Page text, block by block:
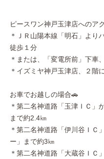
ピースワン神戸玉津店へのア
＊ＪＲ山陽本線「明石」より
徒歩１分
＊または、「変電所前」下車
＊イズミヤ神戸玉津店、２階
お車でお越しの場合🚗
＊第二名神道路「玉津ＩＣ」
まで約2.4㎞
＊第二名神道路「伊川谷ＩＣ
ー」まで約3㎞
＊第二名神道路「大蔵谷ＩＣ